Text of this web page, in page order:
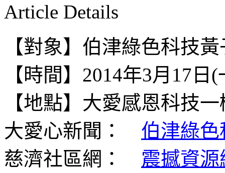
Article Details
【對象】伯津綠色科技
【時間】2014年3月17日
【地點】 大愛感恩科技
大愛心新聞： 伯津綠
慈濟社區網： 震撼資